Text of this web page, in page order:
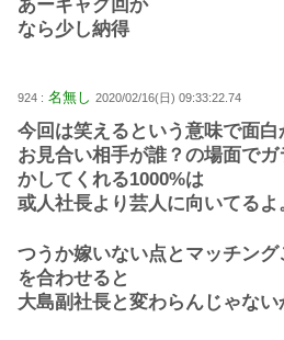
あーギャグ回か
なら少し納得
924 : 名無し 2020/02/16(日) 09:33:22.74
今回は笑えるという意味で面白
お見合い相手が誰？の場面で
かしてくれる1000%は
或人社長より芸人に向いてるよ
つうか嫁いない点とマッチン
を合わせると
大島副社長と変わらんじゃない